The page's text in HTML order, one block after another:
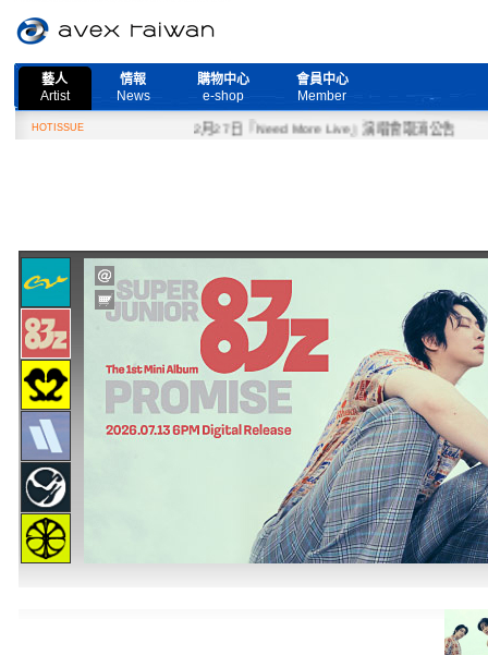
藝人
Artist
情報
News
購物中心
e-shop
會員中心
Member
HOTISSUE 2月27日『Need More Live』演唱會取消公告